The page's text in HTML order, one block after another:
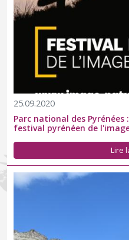
25.09.2020
Parc national des
festival pyrénéen de
Lire